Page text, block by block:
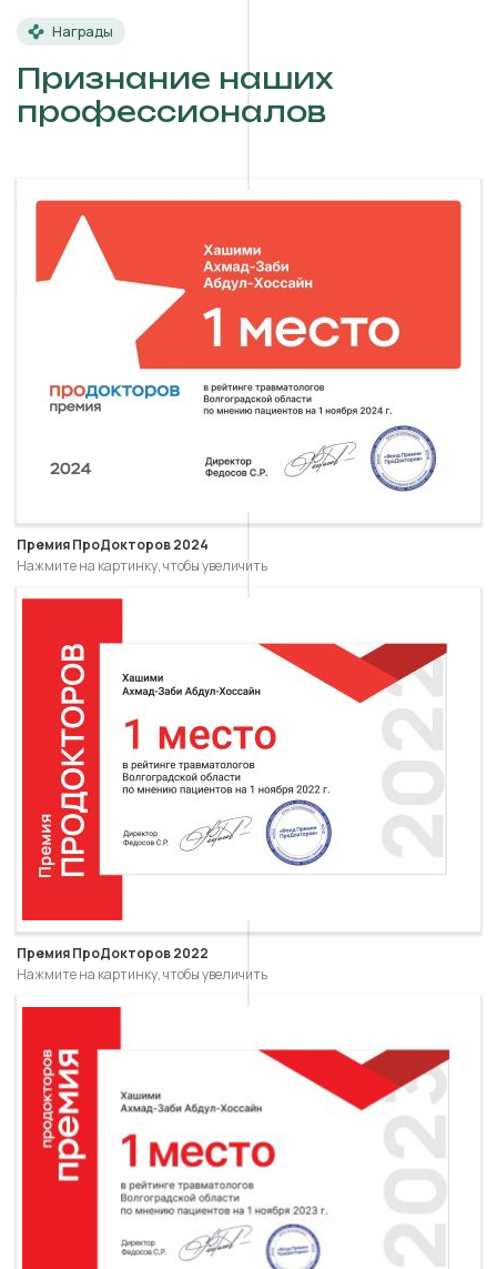
Награды
Признание наших
профессионалов
Премия ПроДокторов 2024
Нажмите на картинку, чтобы увеличить
Премия ПроДокторов 2022
Нажмите на картинку, чтобы увеличить